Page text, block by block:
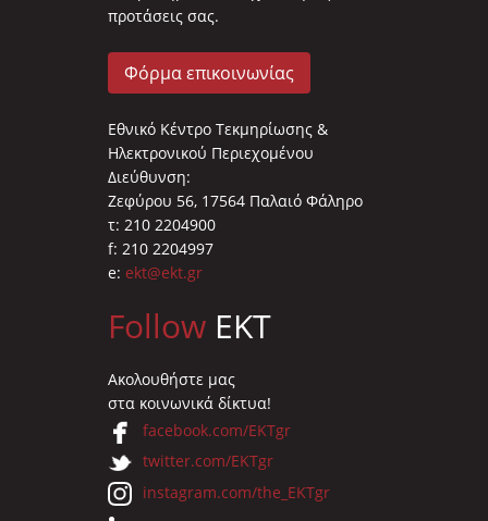
προτάσεις σας.
Φόρμα επικοινωνίας
Εθνικό Κέντρο Τεκμηρίωσης &
Ηλεκτρονικού Περιεχομένου
Διεύθυνση:
Ζεφύρου 56, 17564 Παλαιό Φάληρο
τ: 210 2204900
f: 210 2204997
e: ekt@ekt.gr
Follow EKT
Ακολουθήστε μας
στα κοινωνικά δίκτυα!
facebook.com/EKTgr
twitter.com/EKTgr
instagram.com/the_EKTgr